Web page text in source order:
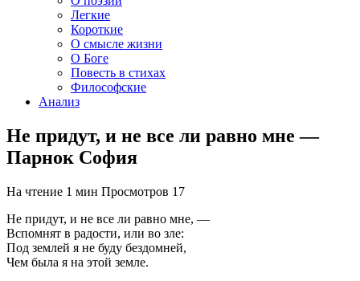
Легкие
Короткие
О смысле жизни
О Боге
Повесть в стихах
Философские
Анализ
Не придут, и не все ли равно мне —
Парнок София
На чтение 1 мин Просмотров 17
Не придут, и не все ли равно мне, —
Вспомнят в радости, или во зле:
Под землей я не буду бездомней,
Чем была я на этой земле.